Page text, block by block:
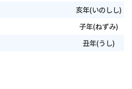
亥年(いのしし)
子年(ねずみ)
丑年(うし)